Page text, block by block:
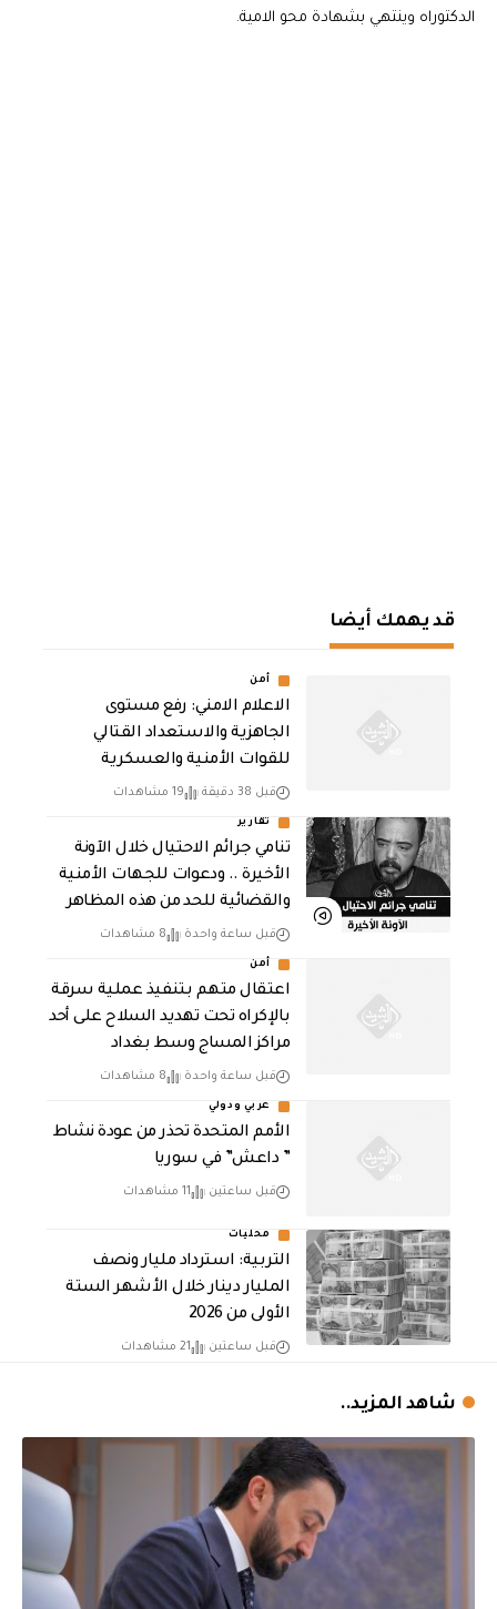
الدكتوراه وينتهي بشهادة محو الامية.
قد يهمك أيضا
أمن
الاعلام الامني: رفع مستوى
الجاهزية والاستعداد القتالي
للقوات الأمنية والعسكرية
قبل 38 دقيقة 19 مشاهدات
تقارير
تنامي جرائم الاحتيال خلال الآونة
الأخيرة .. ودعوات للجهات الأمنية
والقضائية للحد من هذه المظاهر
قبل ساعة واحدة 8 مشاهدات
أمن
اعتقال متهم بتنفيذ عملية سرقة
بالإكراه تحت تهديد السلاح على أحد
مراكز المساج وسط بغداد
قبل ساعة واحدة 8 مشاهدات
عربي ودولي
الأمم المتحدة تحذر من عودة نشاط
” داعش” في سوريا
قبل ساعتين 11 مشاهدات
محليات
التربية: استرداد مليار ونصف
المليار دينار خلال الأشهر الستة
الأولى من 2026
قبل ساعتين 21 مشاهدات
شاهد المزيد..